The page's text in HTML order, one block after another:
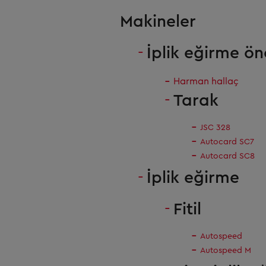
Makineler
İplik eğirme
Harman hallaç
Tarak
JSC 328
Autocard SC7
Autocard SC8
İplik eğirme
Fitil
Autospeed
Autospeed M